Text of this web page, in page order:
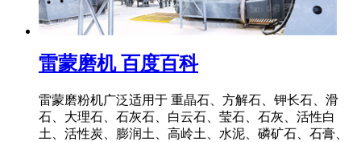
雷蒙磨机 百度百科
雷蒙磨粉机广泛适用于 重晶石、方解石、钾长石、滑
石、大理石、石灰石、白云石、莹石、石灰、活性白
土、活性炭、膨润土、高岭土、水泥、磷矿石、石膏、